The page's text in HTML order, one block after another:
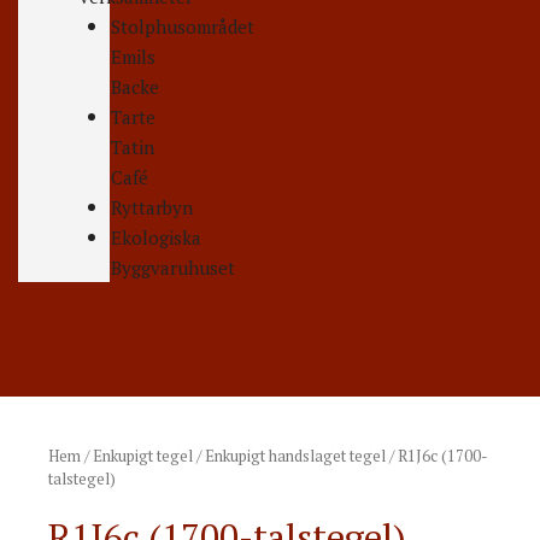
Stolphusområdet
Emils
Backe
Tarte
Tatin
Café
Ryttarbyn
Ekologiska
Byggvaruhuset
Hem/Enkupigt tegel/Enkupigt handslaget tegel/ R1J6c (1700-
talstegel)